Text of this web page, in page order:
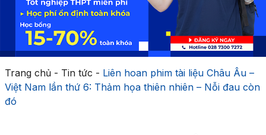
Trang chủ- Tin tức - Liên hoan phim tài liệu Châu Âu –
Việt Nam lần thứ 6: Thảm họa thiên nhiên – Nỗi đau còn
đó